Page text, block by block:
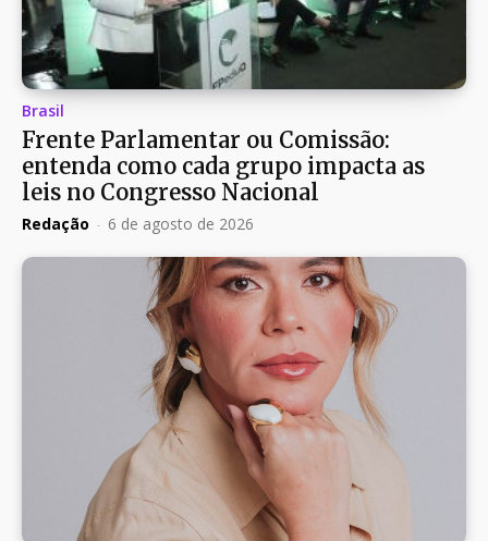
Brasil
Frente Parlamentar ou Comissão:
entenda como cada grupo impacta as
leis no Congresso Nacional
Redação - 6 de agosto de 2026